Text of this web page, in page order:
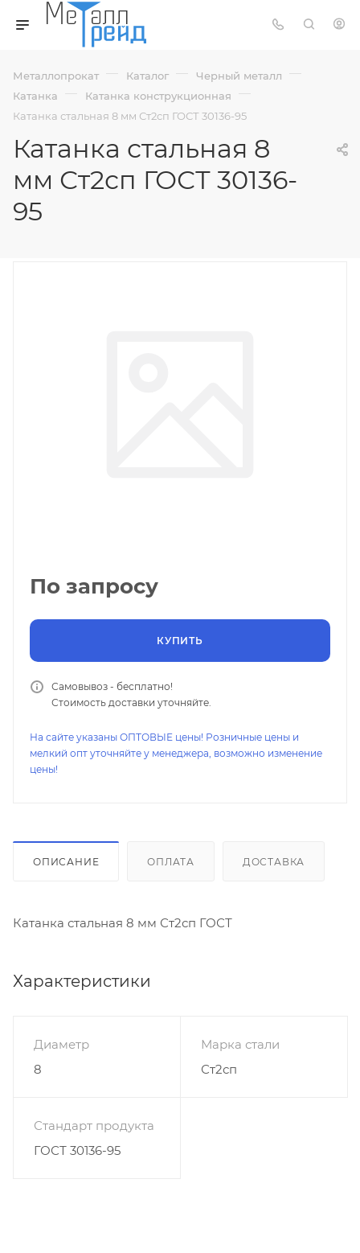
Металлопрокат — Каталог — Черный металл —
Катанка — Катанка конструкционная —
Катанка стальная 8 мм Ст2сп ГОСТ 30136-95
Катанка стальная 8
мм Ст2сп ГОСТ 30136-
95
По запросу
КУПИТЬ
Самовывоз - бесплатно!
Стоимость доставки уточняйте.
На сайте указаны ОПТОВЫЕ цены! Розничные цены и
мелкий опт уточняйте у менеджера, возможно изменение
цены!
ОПИСАНИЕ ОПЛАТА ДОСТАВКА
Катанка стальная 8 мм Ст2сп ГОСТ
Характеристики
Диаметр
8
Марка стали
Ст2сп
Стандарт продукта
ГОСТ 30136-95